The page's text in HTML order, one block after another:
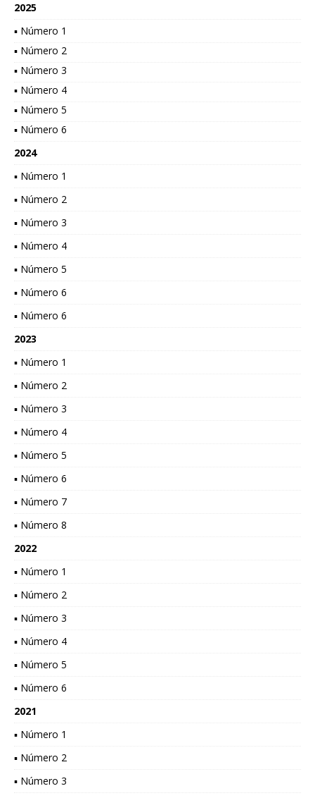
2025
▪ Número 1
▪ Número 2
▪ Número 3
▪ Número 4
▪ Número 5
▪ Número 6
2024
▪ Número 1
▪ Número 2
▪ Número 3
▪ Número 4
▪ Número 5
▪ Número 6
▪ Número 6
2023
▪ Número 1
▪ Número 2
▪ Número 3
▪ Número 4
▪ Número 5
▪ Número 6
▪ Número 7
▪ Número 8
2022
▪ Número 1
▪ Número 2
▪ Número 3
▪ Número 4
▪ Número 5
▪ Número 6
2021
▪ Número 1
▪ Número 2
▪ Número 3